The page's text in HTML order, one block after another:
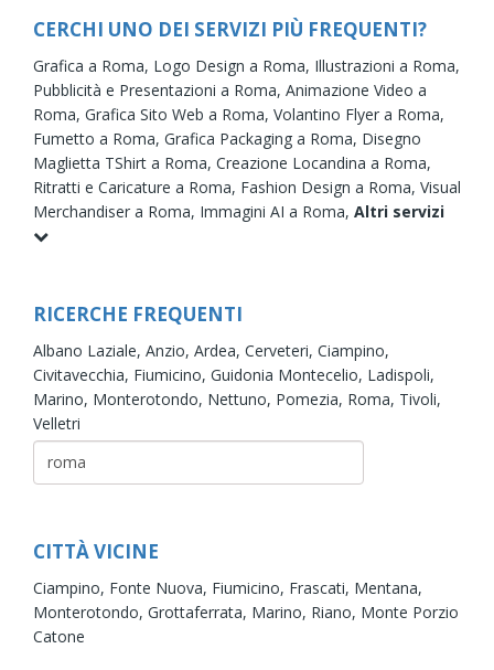
CERCHI UNO DEI SERVIZI PIÙ FREQUENTI?
Grafica a Roma, Logo Design a Roma, Illustrazioni a Roma,
Pubblicità e Presentazioni a Roma, Animazione Video a
Roma, Grafica Sito Web a Roma, Volantino Flyer a Roma,
Fumetto a Roma, Grafica Packaging a Roma, Disegno
Maglietta TShirt a Roma, Creazione Locandina a Roma,
Ritratti e Caricature a Roma, Fashion Design a Roma, Visual
Merchandiser a Roma, Immagini AI a Roma, Altri servizi
RICERCHE FREQUENTI
Albano Laziale, Anzio, Ardea, Cerveteri, Ciampino,
Civitavecchia, Fiumicino, Guidonia Montecelio, Ladispoli,
Marino, Monterotondo, Nettuno, Pomezia, Roma, Tivoli,
Velletri
CITTÀ VICINE
Ciampino, Fonte Nuova, Fiumicino, Frascati, Mentana,
Monterotondo, Grottaferrata, Marino, Riano, Monte Porzio
Catone